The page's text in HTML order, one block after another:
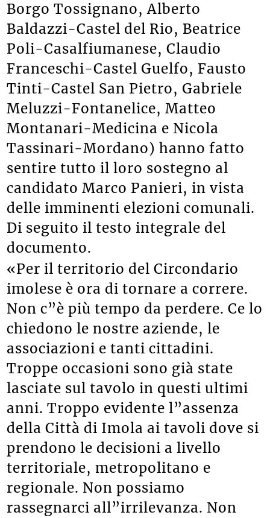
Borgo Tossignano, Alberto
Baldazzi-Castel del Rio, Beatrice
Poli-Casalfiumanese, Claudio
Franceschi-Castel Guelfo, Fausto
Tinti-Castel San Pietro, Gabriele
Meluzzi-Fontanelice, Matteo
Montanari-Medicina e Nicola
Tassinari-Mordano) hanno fatto
sentire tutto il loro sostegno al
candidato Marco Panieri, in vista
delle imminenti elezioni comunali.
Di seguito il testo integrale del
documento.
«Per il territorio del Circondario
imolese è ora di tornare a correre.
Non c”è più tempo da perdere. Ce lo
chiedono le nostre aziende, le
associazioni e tanti cittadini.
Troppe occasioni sono già state
lasciate sul tavolo in questi ultimi
anni. Troppo evidente l”assenza
della Città di Imola ai tavoli dove si
prendono le decisioni a livello
territoriale, metropolitano e
regionale. Non possiamo
rassegnarci all”irrilevanza. Non